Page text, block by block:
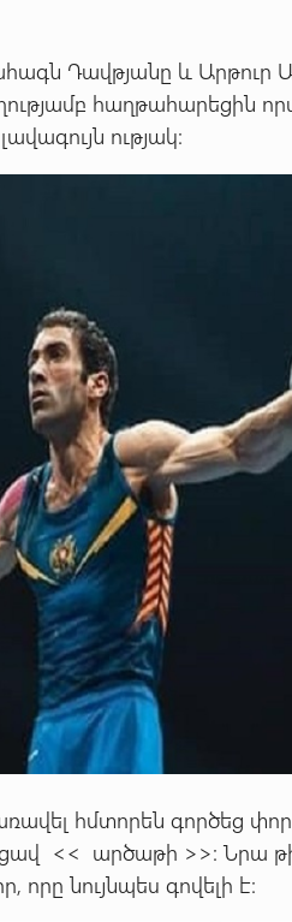
Դավթյանը և Արթուր
հաղթահարեցին
ությակ:
հմտորեն գործեց
<< արծաթի >>: Նրա
նույնպես գովելի է: